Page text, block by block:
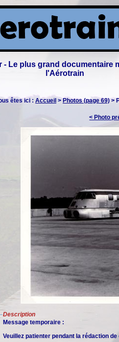
- Le plus grand documentaire
l'Aérotrain
êtes ici : Accueil > Photos (page 69) >
< Photo
Description
Message temporaire :
Veuillez patienter pendant la rédaction